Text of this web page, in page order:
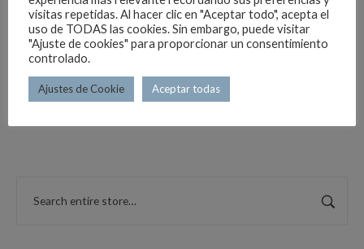
EX207N
Información general:
Señales fotoluminiscente PVC clase B 190 mcd, acorde a
UNE 23.033-23035-4 y RIPCI / RSCIEI.
Ref para 10 metros.
visitas repetidas. Al hacer clic en "Aceptar todo", acepta el
uso de TODAS las cookies. Sin embargo, puede visitar
"Ajuste de cookies" para proporcionar un consentimiento
controlado.
Ajustes de Cookie Aceptar todas